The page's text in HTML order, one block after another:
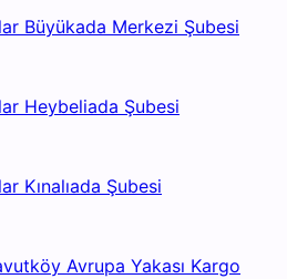
Büyükada Merkezi Şubesi
Heybeliada Şubesi
Kınalıada Şubesi
Avrupa Yakası Kargo